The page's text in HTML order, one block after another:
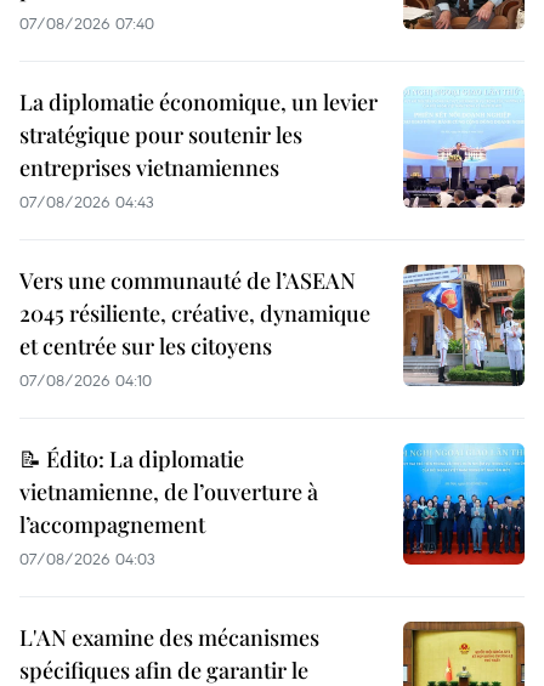
07/08/2026 07:40
La diplomatie économique, un levier
stratégique pour soutenir les
entreprises vietnamiennes
07/08/2026 04:43
Vers une communauté de l’ASEAN
2045 résiliente, créative, dynamique
et centrée sur les citoyens
07/08/2026 04:10
📝 Édito: La diplomatie
vietnamienne, de l’ouverture à
l’accompagnement
07/08/2026 04:03
L'AN examine des mécanismes
spécifiques afin de garantir le